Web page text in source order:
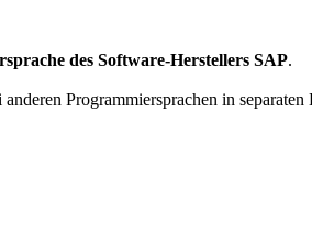
des Software-Herstellers SAP.
Programmiersprachen in separaten